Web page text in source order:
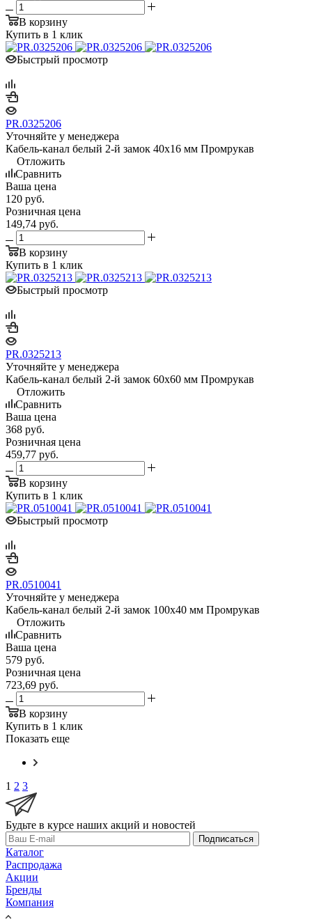
В корзину
Купить в 1 клик
Быстрый просмотр
PR.0325206
Уточняйте у менеджера
Кабель-канал белый 2-й замок 40х16 мм Промрукав
Отложить
Сравнить
Ваша цена
120 руб.
Розничная цена
149,74 руб.
В корзину
Купить в 1 клик
Быстрый просмотр
PR.0325213
Уточняйте у менеджера
Кабель-канал белый 2-й замок 60х60 мм Промрукав
Отложить
Сравнить
Ваша цена
368 руб.
Розничная цена
459,77 руб.
В корзину
Купить в 1 клик
Быстрый просмотр
PR.0510041
Уточняйте у менеджера
Кабель-канал белый 2-й замок 100х40 мм Промрукав
Отложить
Сравнить
Ваша цена
579 руб.
Розничная цена
723,69 руб.
В корзину
Купить в 1 клик
Показать еще
1 2 3
Будьте в курсе наших акций и новостей
Подписаться
Каталог
Распродажа
Акции
Бренды
Компания